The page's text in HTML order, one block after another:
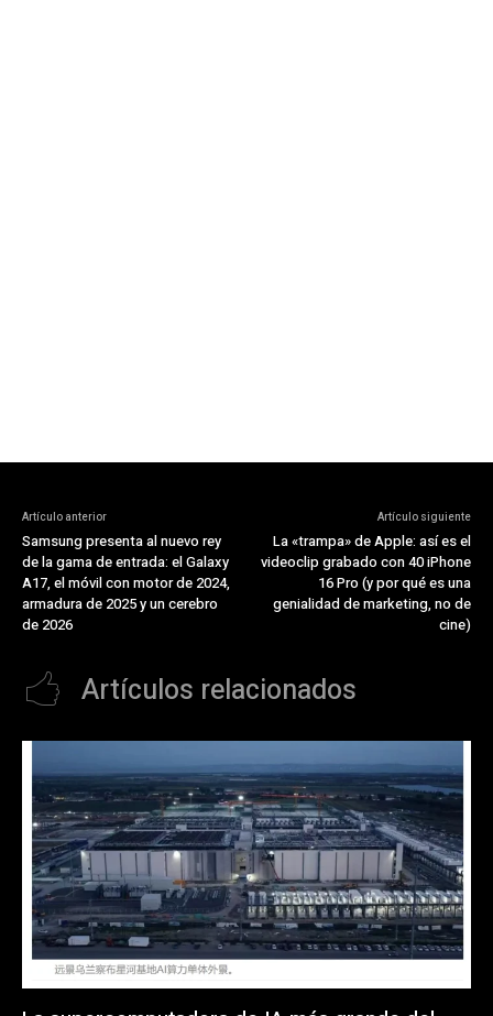
Artículo anterior
Samsung presenta al nuevo rey
de la gama de entrada: el Galaxy
A17, el móvil con motor de 2024,
armadura de 2025 y un cerebro
de 2026
Artículo siguiente
La «trampa» de Apple: así es el
videoclip grabado con 40 iPhone
16 Pro (y por qué es una
genialidad de marketing, no de
cine)
Artículos relacionados